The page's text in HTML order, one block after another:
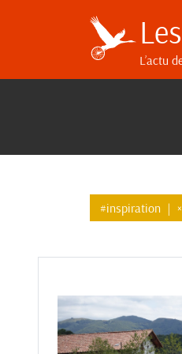
L’actu
#inspiration | ×